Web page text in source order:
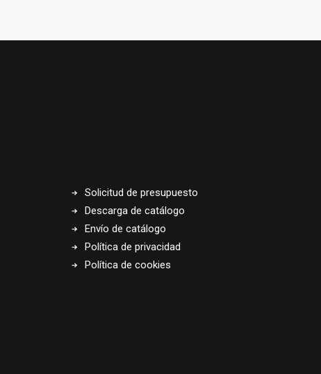
Solicitud de presupuesto
Descarga de catálogo
Envío de catálogo
Política de privacidad
Política de cookies